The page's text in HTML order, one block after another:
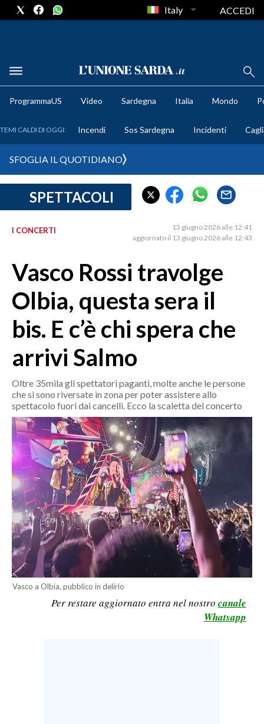
METEO
CRONACA SARDEGNA
PROVINCIA DI CAGLIARI
MEDIO CAMPIDANO
SASSARI E PROVINCIA
GALLURA
NUORO E PROVINCIA
OGLIASTRA
CRONACA
ITALIA
MONDO
POLITICA
ECONOMIA
SERVIZI ALLE IMPRESE
LAVORO
BANDI
SPORT IN SARDEGNA
Italy ACCEDI
ProgrammaUS Video Sardegna Italia Mondo
TEMI CALDI DI OGGI: Incendi Sos Sardegna Incidenti
SFOGLIA IL QUOTIDIANO
SPETTACOLI
I CONCERTI
13 giugno 2026 alle 12:41
aggiornato il 13 giugno 2026 alle 12:43
Vasco Rossi travolge
Olbia, questa sera il
bis. E c’è chi spera che
arrivi Salmo
Oltre 35mila gli spettatori paganti, molte anche le persone
che si sono riversate in zona per poter assistere allo
spettacolo fuori dai cancelli. Ecco la scaletta del concerto
Vasco a Olbia, pubblico in delirio
Per restare aggiornato entra nel nostro canale
Whatsapp